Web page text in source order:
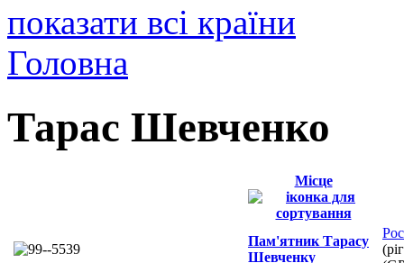
показати всі країни
Головна
Тарас Шевченко
Місце
Пам'ятник Тарасу
Шевченку